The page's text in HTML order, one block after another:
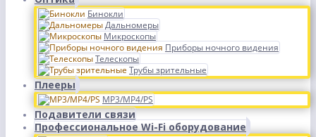
Бинокли
Дальномеры
Микроскопы
Приборы ночного видения
Телескопы
Трубы зрительные
Плееры
MP3/MP4/PS
Подавители связи
Профессиональное Wi-Fi оборудование